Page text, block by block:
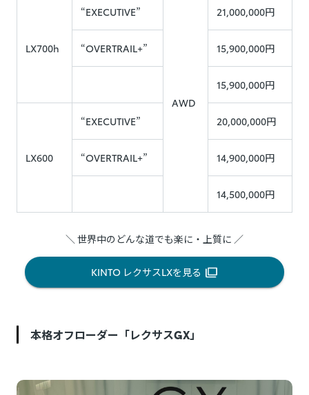
LX700h
“EXECUTIVE”
AWD
21,000,000円
“OVERTRAIL+” 15,900,000円
15,900,000円
LX600
“EXECUTIVE” 20,000,000円
“OVERTRAIL+” 14,900,000円
14,500,000円
＼ 世界中のどんな道でも楽に・上質に ／
KINTO レクサスLXを見る
本格オフローダー「レクサスGX」